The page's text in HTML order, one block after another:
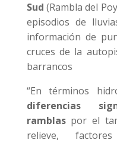
Sud (Rambla del
episodios de
información de
cruces de la
barrancos
“En términos
diferencias
ramblaspor el
relieve,